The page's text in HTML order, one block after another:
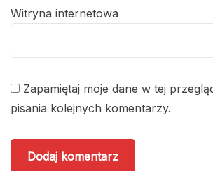
Witryna internetowa
Zapamiętaj moje dane w tej
pisania kolejnych komentarzy.